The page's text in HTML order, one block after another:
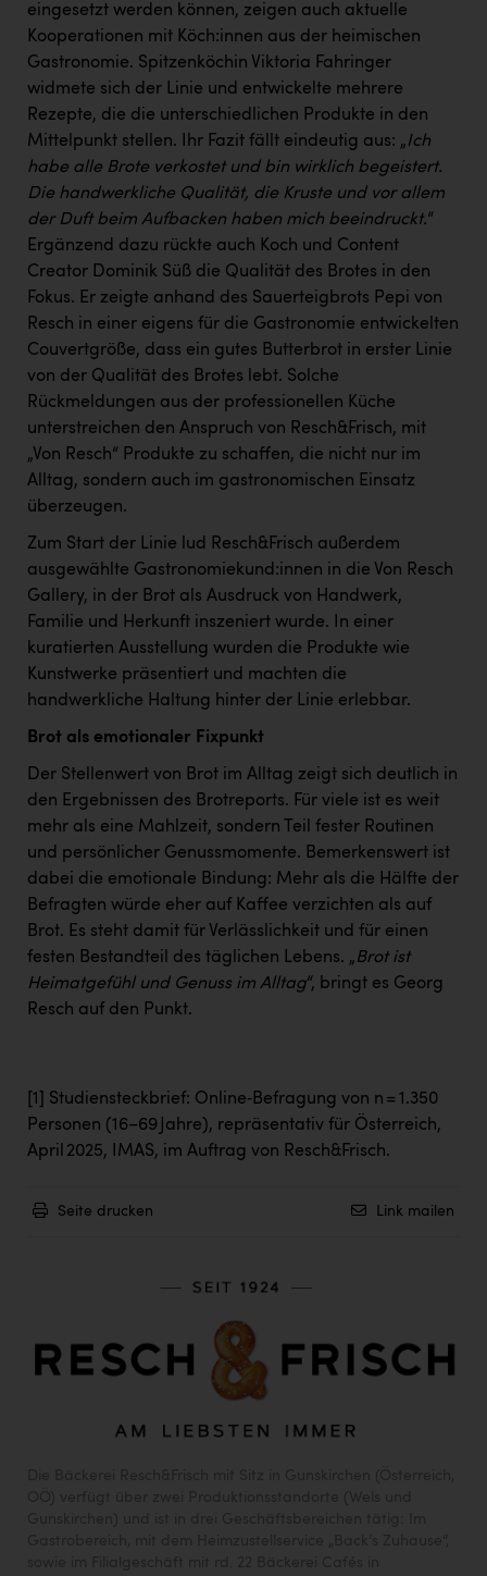
eingesetzt werden können, zeigen auch aktuelle
Kooperationen mit Köch:innen aus der heimischen
Gastronomie. Spitzenköchin Viktoria Fahringer
widmete sich der Linie und entwickelte mehrere
Rezepte, die die unterschiedlichen Produkte in den
Mittelpunkt stellen. Ihr Fazit fällt eindeutig aus: „Ich
habe alle Brote verkostet und bin wirklich begeistert.
Die handwerkliche Qualität, die Kruste und vor allem
der Duft beim Aufbacken haben mich beeindruckt.“
Ergänzend dazu rückte auch Koch und Content
Creator Dominik Süß die Qualität des Brotes in den
Fokus. Er zeigte anhand des Sauerteigbrots Pepi von
Resch in einer eigens für die Gastronomie entwickelten
Couvertgröße, dass ein gutes Butterbrot in erster Linie
von der Qualität des Brotes lebt. Solche
Rückmeldungen aus der professionellen Küche
unterstreichen den Anspruch von Resch&Frisch, mit
„Von Resch“ Produkte zu schaffen, die nicht nur im
Alltag, sondern auch im gastronomischen Einsatz
überzeugen.
Zum Start der Linie lud Resch&Frisch außerdem
ausgewählte Gastronomiekund:innen in die Von Resch
Gallery, in der Brot als Ausdruck von Handwerk,
Familie und Herkunft inszeniert wurde. In einer
kuratierten Ausstellung wurden die Produkte wie
Kunstwerke präsentiert und machten die
handwerkliche Haltung hinter der Linie erlebbar.
Brot als emotionaler Fixpunkt
Der Stellenwert von Brot im Alltag zeigt sich deutlich in
den Ergebnissen des Brotreports. Für viele ist es weit
mehr als eine Mahlzeit, sondern Teil fester Routinen
und persönlicher Genussmomente. Bemerkenswert ist
dabei die emotionale Bindung: Mehr als die Hälfte der
Befragten würde eher auf Kaffee verzichten als auf
Brot. Es steht damit für Verlässlichkeit und für einen
festen Bestandteil des täglichen Lebens. „Brot ist
Heimatgefühl und Genuss im Alltag“, bringt es Georg
Resch auf den Punkt.
[1]
Studiensteckbrief: Online‑Befragung von n = 1.350
Personen (16–69 Jahre), repräsentativ für Österreich,
April 2025, IMAS, im Auftrag von Resch&Frisch.
Seite drucken Link mailen